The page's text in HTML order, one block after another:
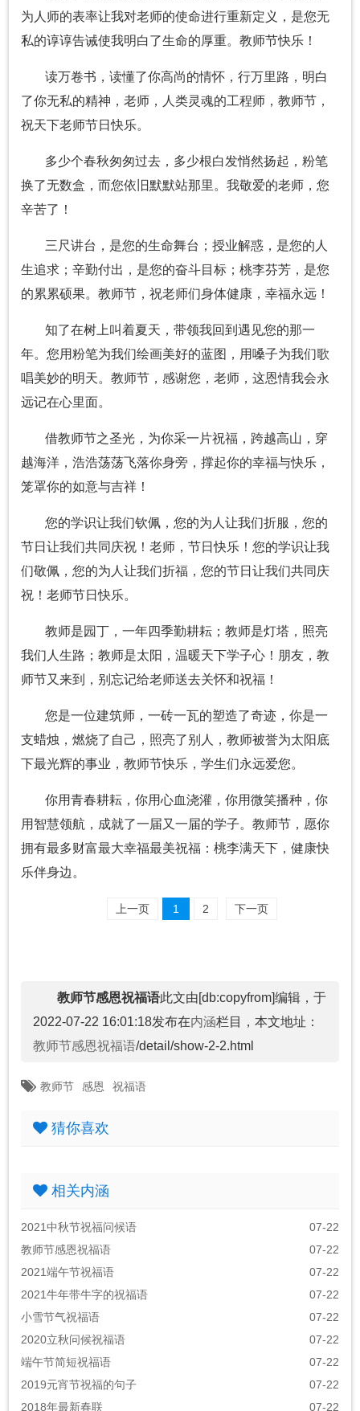
为人师的表率让我对老师的使命进行重新定义，是您无
私的谆谆告诫使我明白了生命的厚重。教师节快乐！
读万卷书，读懂了你高尚的情怀，行万里路，明白
了你无私的精神，老师，人类灵魂的工程师，教师节，
祝天下老师节日快乐。
多少个春秋匆匆过去，多少根白发悄然扬起，粉笔
换了无数盒，而您依旧默默站那里。我敬爱的老师，您
辛苦了！
三尺讲台，是您的生命舞台；授业解惑，是您的人
生追求；辛勤付出，是您的奋斗目标；桃李芬芳，是您
的累累硕果。教师节，祝老师们身体健康，幸福永远！
知了在树上叫着夏天，带领我回到遇见您的那一
年。您用粉笔为我们绘画美好的蓝图，用嗓子为我们歌
唱美妙的明天。教师节，感谢您，老师，这恩情我会永
远记在心里面。
借教师节之圣光，为你采一片祝福，跨越高山，穿
越海洋，浩浩荡荡飞落你身旁，撑起你的幸福与快乐，
笼罩你的如意与吉祥！
您的学识让我们钦佩，您的为人让我们折服，您的
节日让我们共同庆祝！老师，节日快乐！您的学识让我
们敬佩，您的为人让我们折福，您的节日让我们共同庆
祝！老师节日快乐。
教师是园丁，一年四季勤耕耘；教师是灯塔，照亮
我们人生路；教师是太阳，温暖天下学子心！朋友，教
师节又来到，别忘记给老师送去关怀和祝福！
您是一位建筑师，一砖一瓦的塑造了奇迹，你是一
支蜡烛，燃烧了自己，照亮了别人，教师被誉为太阳底
下最光辉的事业，教师节快乐，学生们永远爱您。
你用青春耕耘，你用心血浇灌，你用微笑播种，你
用智慧领航，成就了一届又一届的学子。教师节，愿你
拥有最多财富最大幸福最美祝福：桃李满天下，健康快
乐伴身边。
上一页 1 2 下一页
教师节感恩祝福语此文由[db:copyfrom]编辑，于
2022-07-22 16:01:18发布在内涵栏目，本文地址：
教师节感恩祝福语/detail/show-2-2.html
教师节 感恩 祝福语
猜你喜欢
相关内涵
2021中秋节祝福问候语
07-22
教师节感恩祝福语
07-22
2021端午节祝福语
07-22
2021牛年带牛字的祝福语
07-22
小雪节气祝福语
07-22
2020立秋问候祝福语
07-22
端午节简短祝福语
07-22
2019元宵节祝福的句子
07-22
2018年最新春联
07-22